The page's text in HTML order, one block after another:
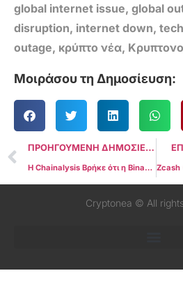
global internet issue, global
disruption, internet down,
outage, κρύπτο νέα,
Μοιράσου τη Δημοσίευση:
ΠΡΟΗΓΟΥΜΕΝΗ ΔΗΜΟΣΙΕΥΣΗ
Η Chainalysis Βρήκε ότι η Binance Είναι Πιο «Καθαρή» Ακόμα και Από Τράπεζες
Cryptonea © All